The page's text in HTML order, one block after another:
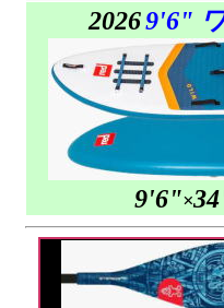
20269'6"
9'6"×